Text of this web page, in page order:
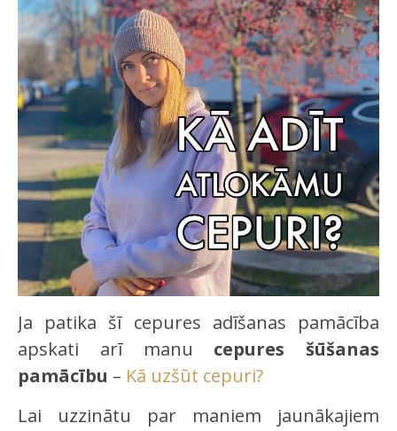
Ja patika šī cepures adīšanas pamācība
apskati arī manu cepures šūšanas
pamācību – Kā uzšūt cepuri?
Lai uzzinātu par maniem jaunākajiem